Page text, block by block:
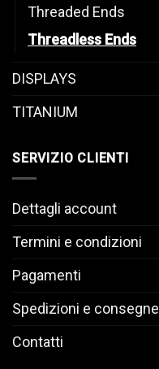
Threaded Ends
Threadless Ends
DISPLAYS
TITANIUM
SERVIZIO CLIENTI
Dettagli account
Termini e condizioni
Pagamenti
Spedizioni e consegne
Contatti